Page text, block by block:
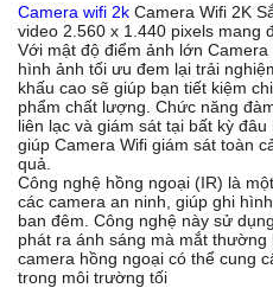
bạn không nên bỏ lỡ.
'
Camera wifi 2k Camera Wifi 2K
video 2.560 x 1.440 pixels mang
Với mật độ điểm ảnh lớn
hình ảnh tối ưu đem lại trải
khấu cao sẽ giúp bạn tiết kiệm
phẩm chất lượng. Chức năng
liên lạc và giám sát tại bất kỳ
giúp Camera Wifi giám sát toàn
quả.
Công nghệ hồng ngoại (IR) là
các camera an ninh, giúp ghi
ban đêm. Công nghệ này sử
phát ra ánh sáng mà mắt thường
camera hồng ngoại có thể cung
trong môi trường tối